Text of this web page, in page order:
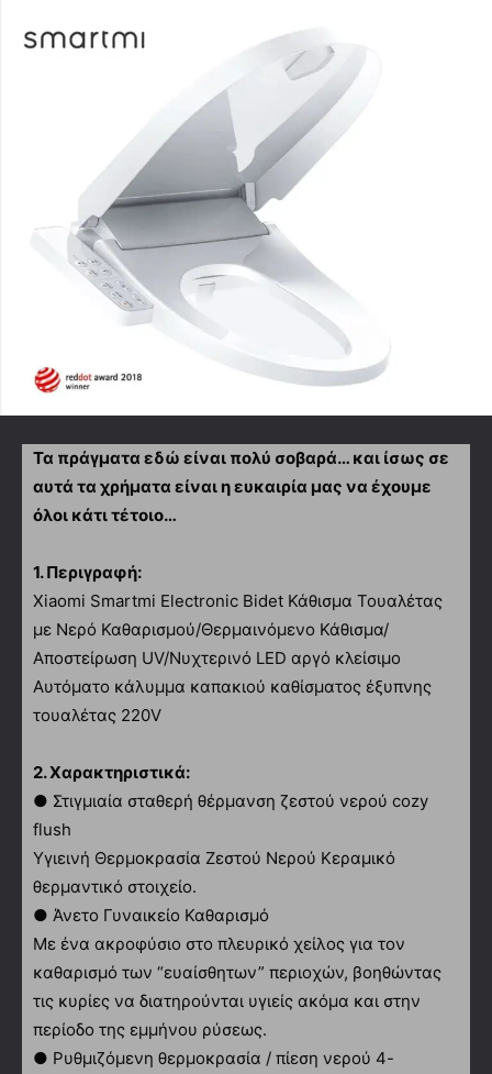
Τα πράγματα εδώ είναι πολύ σοβαρά… και ίσως σε
αυτά τα χρήματα είναι η ευκαιρία μας να έχουμε
όλοι κάτι τέτοιο…
1. Περιγραφή:
Xiaomi Smartmi Electronic Bidet Κάθισμα Τουαλέτας
με Νερό Καθαρισμού/Θερμαινόμενο Κάθισμα/
Αποστείρωση UV/Νυχτερινό LED αργό κλείσιμο
Αυτόματο κάλυμμα καπακιού καθίσματος έξυπνης
τουαλέτας 220V
2. Χαρακτηριστικά:
● Στιγμιαία σταθερή θέρμανση ζεστού νερού cozy
flush
Υγιεινή Θερμοκρασία Ζεστού Νερού Κεραμικό
θερμαντικό στοιχείο.
● Άνετο Γυναικείο Καθαρισμό
Με ένα ακροφύσιο στο πλευρικό χείλος για τον
καθαρισμό των “ευαίσθητων” περιοχών, βοηθώντας
τις κυρίες να διατηρούνται υγιείς ακόμα και στην
περίοδο της εμμήνου ρύσεως.
● Ρυθμιζόμενη θερμοκρασία / πίεση νερού 4-